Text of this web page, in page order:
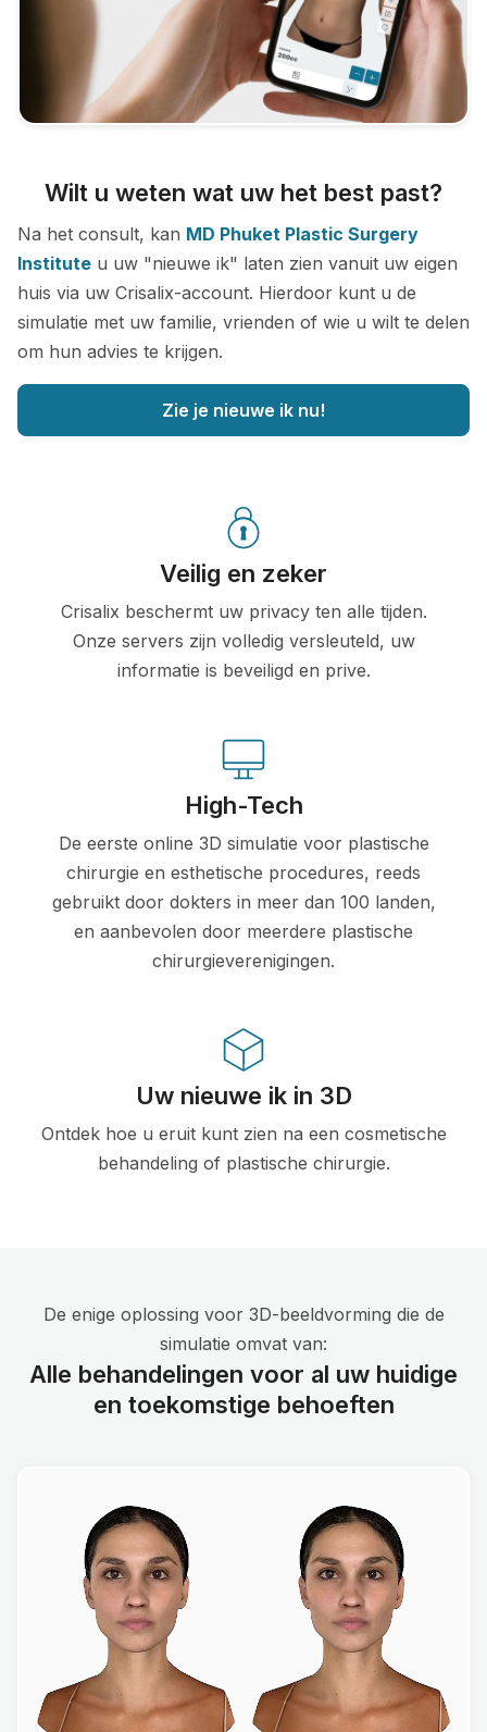
Wilt u weten wat uw het best past?
Na het consult, kan MD Phuket Plastic Surgery
Institute u uw "nieuwe ik" laten zien vanuit uw eigen
huis via uw Crisalix-account. Hierdoor kunt u de
simulatie met uw familie, vrienden of wie u wilt te delen
om hun advies te krijgen.
Zie je nieuwe ik nu!
Veilig en zeker
Crisalix beschermt uw privacy ten alle tijden.
Onze servers zijn volledig versleuteld, uw
informatie is beveiligd en prive.
High-Tech
De eerste online 3D simulatie voor plastische
chirurgie en esthetische procedures, reeds
gebruikt door dokters in meer dan 100 landen,
en aanbevolen door meerdere plastische
chirurgieverenigingen.
Uw nieuwe ik in 3D
Ontdek hoe u eruit kunt zien na een cosmetische
behandeling of plastische chirurgie.
De enige oplossing voor 3D-beeldvorming die de
simulatie omvat van:
Alle behandelingen voor al uw huidige
en toekomstige behoeften